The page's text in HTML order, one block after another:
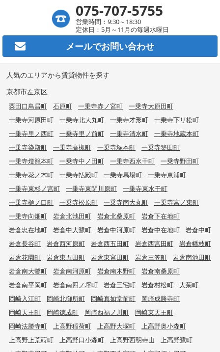
075-707-5755
営業時間：9:30～18:30
定休日：5月～11月の毎週水曜日
メールでお問い合わせ
人気のエリアから賃貸物件を探す
京都市左京区
粟田口鳥居町 石原町 一乗寺赤ノ宮町
一乗寺大原田町
一乗寺河原田町
一乗寺北大丸町 一乗寺才形町
一乗寺下リ松町
一乗寺里ノ西町
一乗寺里ノ前町 一乗寺清水町
一乗寺地蔵本町
一乗寺染殿町
一乗寺高槻町 一乗寺塚本町
一乗寺築田町
一乗寺燈籠本町
一乗寺中ノ田町 一乗寺西水干町
一乗寺野田町
一乗寺花ノ木町
一乗寺払殿町 一乗寺馬場町
一乗寺東浦町
一乗寺東杉ノ宮町
一乗寺東閉川原町
一乗寺東水干町
一乗寺樋ノ口町
一乗寺松原町 一乗寺南大丸町
一乗寺宮ノ東町
一乗寺向畑町
岩倉北池田町 岩倉北桑原町
岩倉下在地町
岩倉忠在地町
岩倉中大鷺町 岩倉中河原町 岩倉中在地町
岩倉中町
岩倉長谷町
岩倉西河原町 岩倉西五田町 岩倉西宮田町
岩倉幡枝町
岩倉花園町
岩倉東五田町 岩倉東宮田町 岩倉三笠町
岩倉南池田町
岩倉南大鷺町
岩倉南河原町 岩倉南木野町
岩倉南桑原町
岩倉南平岡町
岩倉南四ノ坪町 岩倉三宅町 岩倉村松町
大菊町
岡崎入江町
岡崎北御所町 岡崎真如堂前町
岡崎成勝寺町
岡崎天王町
岡崎徳成町 岡崎西福ノ川町
岡崎東天王町
岡崎法勝寺町
上高野稲荷町 上高野大塚町
上高野奥小森町
上高野上荒蒔町
上高野口小森町 上高野西明寺山
上高野鷺町